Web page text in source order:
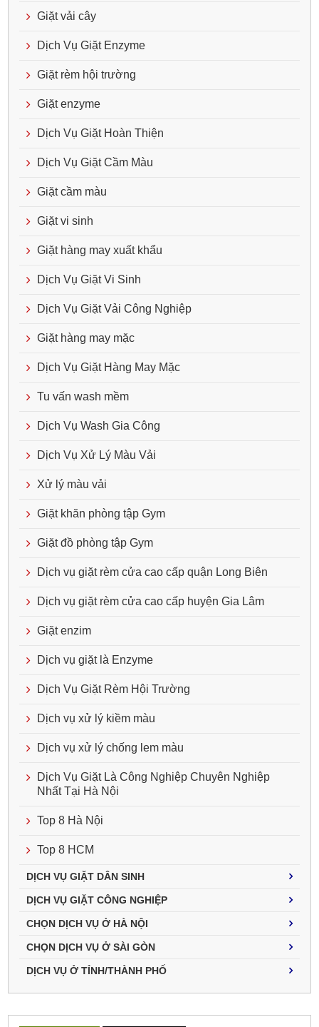
Giặt vải cây
Dịch Vụ Giặt Enzyme
Giặt rèm hội trường
Giặt enzyme
Dịch Vụ Giặt Hoàn Thiện
Dịch Vụ Giặt Cầm Màu
Giặt cầm màu
Giặt vi sinh
Giặt hàng may xuất khẩu
Dịch Vụ Giặt Vi Sinh
Dịch Vụ Giặt Vải Công Nghiệp
Giặt hàng may mặc
Dịch Vụ Giặt Hàng May Mặc
Tu vấn wash mềm
Dịch Vụ Wash Gia Công
Dịch Vụ Xử Lý Màu Vải
Xử lý màu vải
Giặt khăn phòng tập Gym
Giặt đồ phòng tập Gym
Dịch vụ giặt rèm cửa cao cấp quận Long Biên
Dịch vụ giặt rèm cửa cao cấp huyện Gia Lâm
Giặt enzim
Dịch vụ giặt là Enzyme
Dịch Vụ Giặt Rèm Hội Trường
Dịch vụ xử lý kiềm màu
Dịch vụ xử lý chống lem màu
Dịch Vụ Giặt Là Công Nghiệp Chuyên Nghiệp
Nhất Tại Hà Nội
Top 8 Hà Nội
Top 8 HCM
DỊCH VỤ GIẶT DÂN SINH
DỊCH VỤ GIẶT CÔNG NGHIỆP
CHỌN DỊCH VỤ Ở HÀ NỘI
CHỌN DỊCH VỤ Ở SÀI GÒN
DỊCH VỤ Ở TỈNH/THÀNH PHỐ